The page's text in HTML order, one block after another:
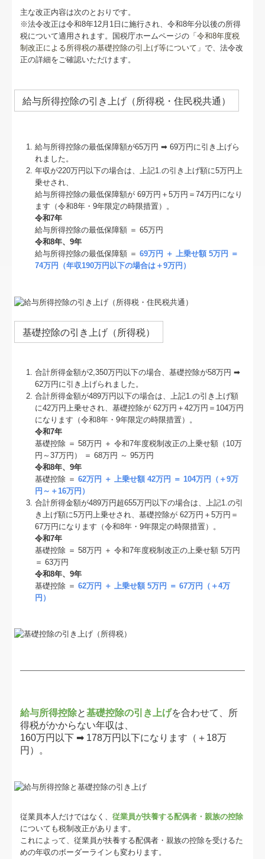
主な改正内容は次のとおりです。
※法令改正は令和8年12月1日に施行され、令和8年分以後の所得
税について適用されます。国税庁ホームページの「令和8年度税
制改正による所得税の基礎控除の引上げ等について 」で、法令改
正の詳細をご確認いただけます。
給与所得控除の引き上げ（所得税・住民税共通）
給与所得控除の最低保障額が65万円 ➡ 69万円に引き上げら
れました。
年収が220万円以下の場合は、上記1.の引き上げ額に5万円上
乗せされ、
給与所得控除の最低保障額が 69万円＋5万円＝74万円になり
ます（令和8年・9年限定の時限措置）。
令和7年
給与所得控除の最低保障額 ＝ 65万円
令和8年、9年
給与所得控除の最低保障額 ＝69万円 ＋ 上乗せ額 5万円 ＝
74万円（年収190万円以下の場合は＋9万円）
基礎控除の引き上げ（所得税）
合計所得⾦額が2,350万円以下の場合、基礎控除が58万円 ➡
62万円に引き上げられました。
合計所得⾦額が489万円以下の場合は、上記1.の引き上げ額
に42万円上乗せされ、基礎控除が 62万円＋42万円＝104万円
になります（令和8年・9年限定の時限措置）。
令和7年
基礎控除 ＝ 58万円 ＋ 令和7年度税制改正の上乗せ額（10万
円～37万円） ＝ 68万円 ～ 95万円
令和8年、9年
基礎控除 ＝62万円 ＋ 上乗せ額 42万円 ＝ 104万円（＋9万
円～＋16万円）
合計所得⾦額が489万円超655万円以下の場合は、上記1.の引
き上げ額に5万円上乗せされ、基礎控除が 62万円＋5万円＝
67万円になります（令和8年・9年限定の時限措置）。
令和7年
基礎控除 ＝ 58万円 ＋ 令和7年度税制改正の上乗せ額 5万円
＝ 63万円
令和8年、9年
基礎控除 ＝62万円 ＋ 上乗せ額 5万円 ＝ 67万円（＋4万
円）
給与所得控除と基礎控除の引き上げを合わせて、所
得税がかからない年収は、
160万円以下 ➡ 178万円以下になります（＋18万
円）。
従業員本人だけではなく、従業員が扶養する配偶者・親族の控除
についても税制改正があります。
これによって、従業員が扶養する配偶者・親族の控除を受けるた
めの年収のボーダーラインも変わります。